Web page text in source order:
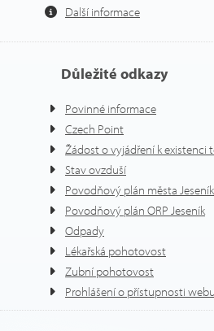
Další informace
Důležité odkazy
Povinné informace
Czech Point
Žádost o vyjádření k existenci
Stav ovzduší
Povodňový plán města Jeseník
Povodňový plán ORP Jeseník
Odpady
Lékařská pohotovost
Zubní pohotovost
Prohlášení o přístupnosti webu